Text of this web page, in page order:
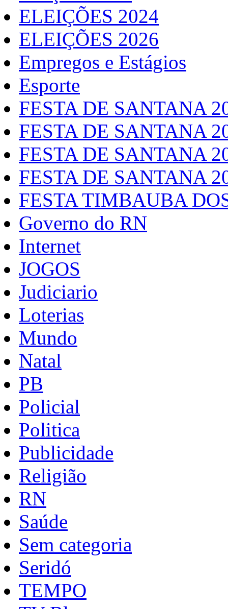
ELEIÇÕES 2024
ELEIÇÕES 2026
Empregos e Estágios
Esporte
FESTA DE SANTANA
FESTA DE SANTANA
FESTA DE SANTANA
FESTA DE SANTANA
FESTA TIMBAUBA
Governo do RN
Internet
JOGOS
Judiciario
Loterias
Mundo
Natal
PB
Policial
Politica
Publicidade
Religião
RN
Saúde
Sem categoria
Seridó
TEMPO